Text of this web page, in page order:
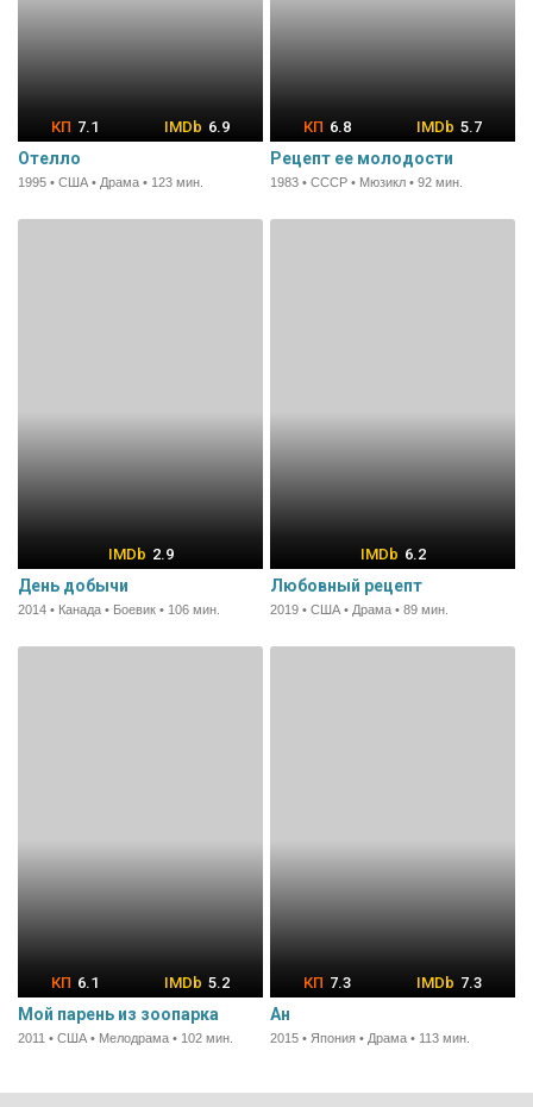
7.1 6.9
Отелло
1995 • США • Драма • 123 мин.
6.8 5.7
Рецепт ее молодости
1983 • СССР • Мюзикл • 92 мин.
2.9
День добычи
2014 • Канада • Боевик • 106 мин.
6.2
Любовный рецепт
2019 • США • Драма • 89 мин.
6.1 5.2
Мой парень из зоопарка
2011 • США • Мелодрама • 102 мин.
7.3 7.3
Ан
2015 • Япония • Драма • 113 мин.